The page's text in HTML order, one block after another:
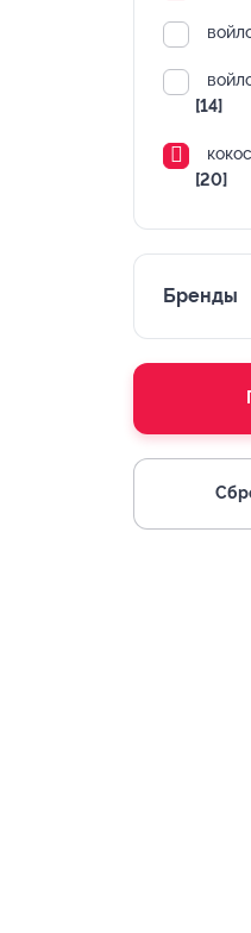
[14]
[20]
Бренды